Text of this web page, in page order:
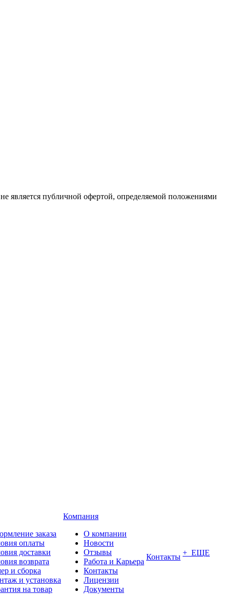
является публичной офертой, определяемой положениями
заказа
оплаты
доставки
возврата
и сборка
и установка
на товар
Компания
О компании
Новости
Отзывы
Работа и Карьера
Контакты
Лицензии
Документы
Контакты + ЕЩЕ